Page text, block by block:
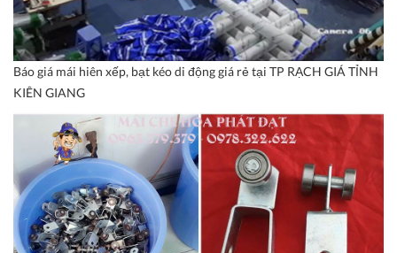
Báo giá mái hiên xếp, bạt kéo di động giá rẻ tại TP RẠCH GIÁ TỈNH
KIÊN GIANG